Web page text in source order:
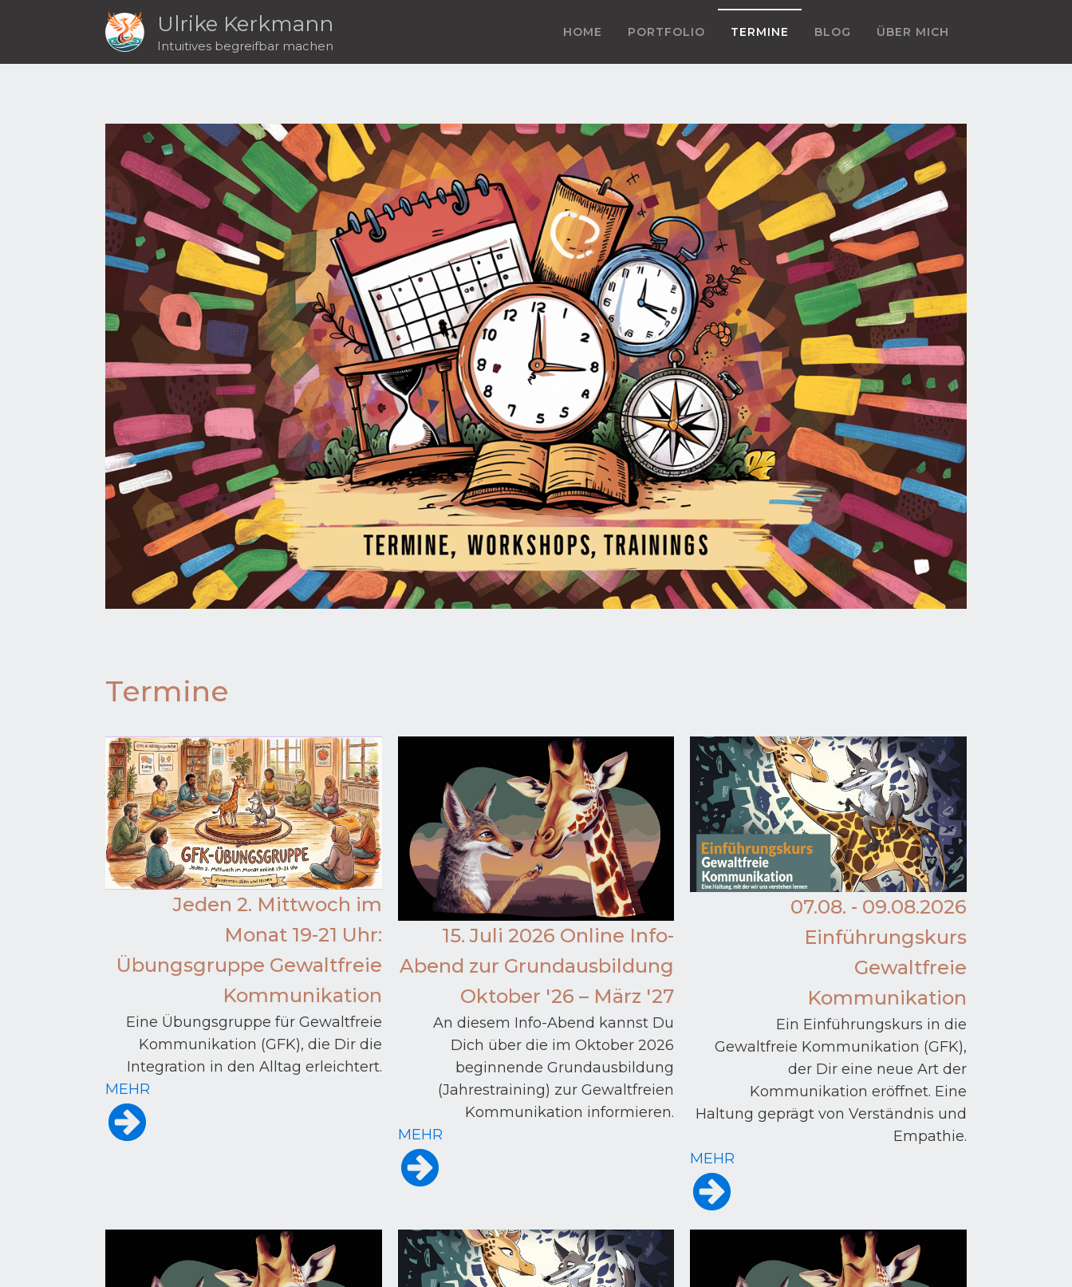
Ulrike Kerkmann
Intuitives begreifbar machen
HOME PORTFOLIO TERMINE BLOG ÜBER MICH
Termine
Jeden 2. Mittwoch im
Monat 19-21 Uhr:
Übungsgruppe Gewaltfreie
Kommunikation
Eine Übungsgruppe für Gewaltfreie
Kommunikation (GFK), die Dir die
Integration in den Alltag erleichtert.
MEHR
15. Juli 2026 Online Info-
Abend zur Grundausbildung
Oktober '26 – März '27
An diesem Info-Abend kannst Du
Dich über die im Oktober 2026
beginnende Grundausbildung
(Jahrestraining) zur Gewaltfreien
Kommunikation informieren.
MEHR
07.08. - 09.08.2026
Einführungskurs
Gewaltfreie
Kommunikation
Ein Einführungskurs in die
Gewaltfreie Kommunikation (GFK),
der Dir eine neue Art der
Kommunikation eröffnet. Eine
Haltung geprägt von Verständnis und
Empathie.
MEHR